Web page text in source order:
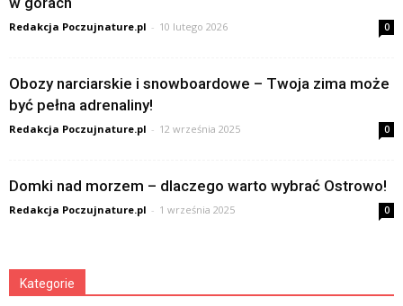
Redakcja Poczujnature.pl - 10 lutego 2026 0
Obozy narciarskie i snowboardowe – Twoja zima może
być pełna adrenaliny!
Redakcja Poczujnature.pl - 12 września 2025 0
Domki nad morzem – dlaczego warto wybrać Ostrowo!
Redakcja Poczujnature.pl - 1 września 2025 0
Kategorie